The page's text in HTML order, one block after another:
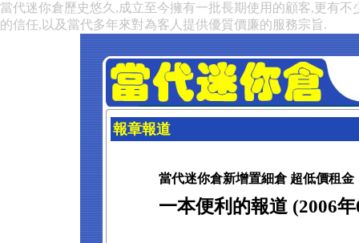
當代迷你倉歷史悠久,成立至今擁有一批長期使用的顧客,更有
的信任,以及當代多年來對為客人提供優質價廉的服務宗旨.
報章報道
當代迷你倉新增置細倉 超低價租金
一本便利的報道 (2006